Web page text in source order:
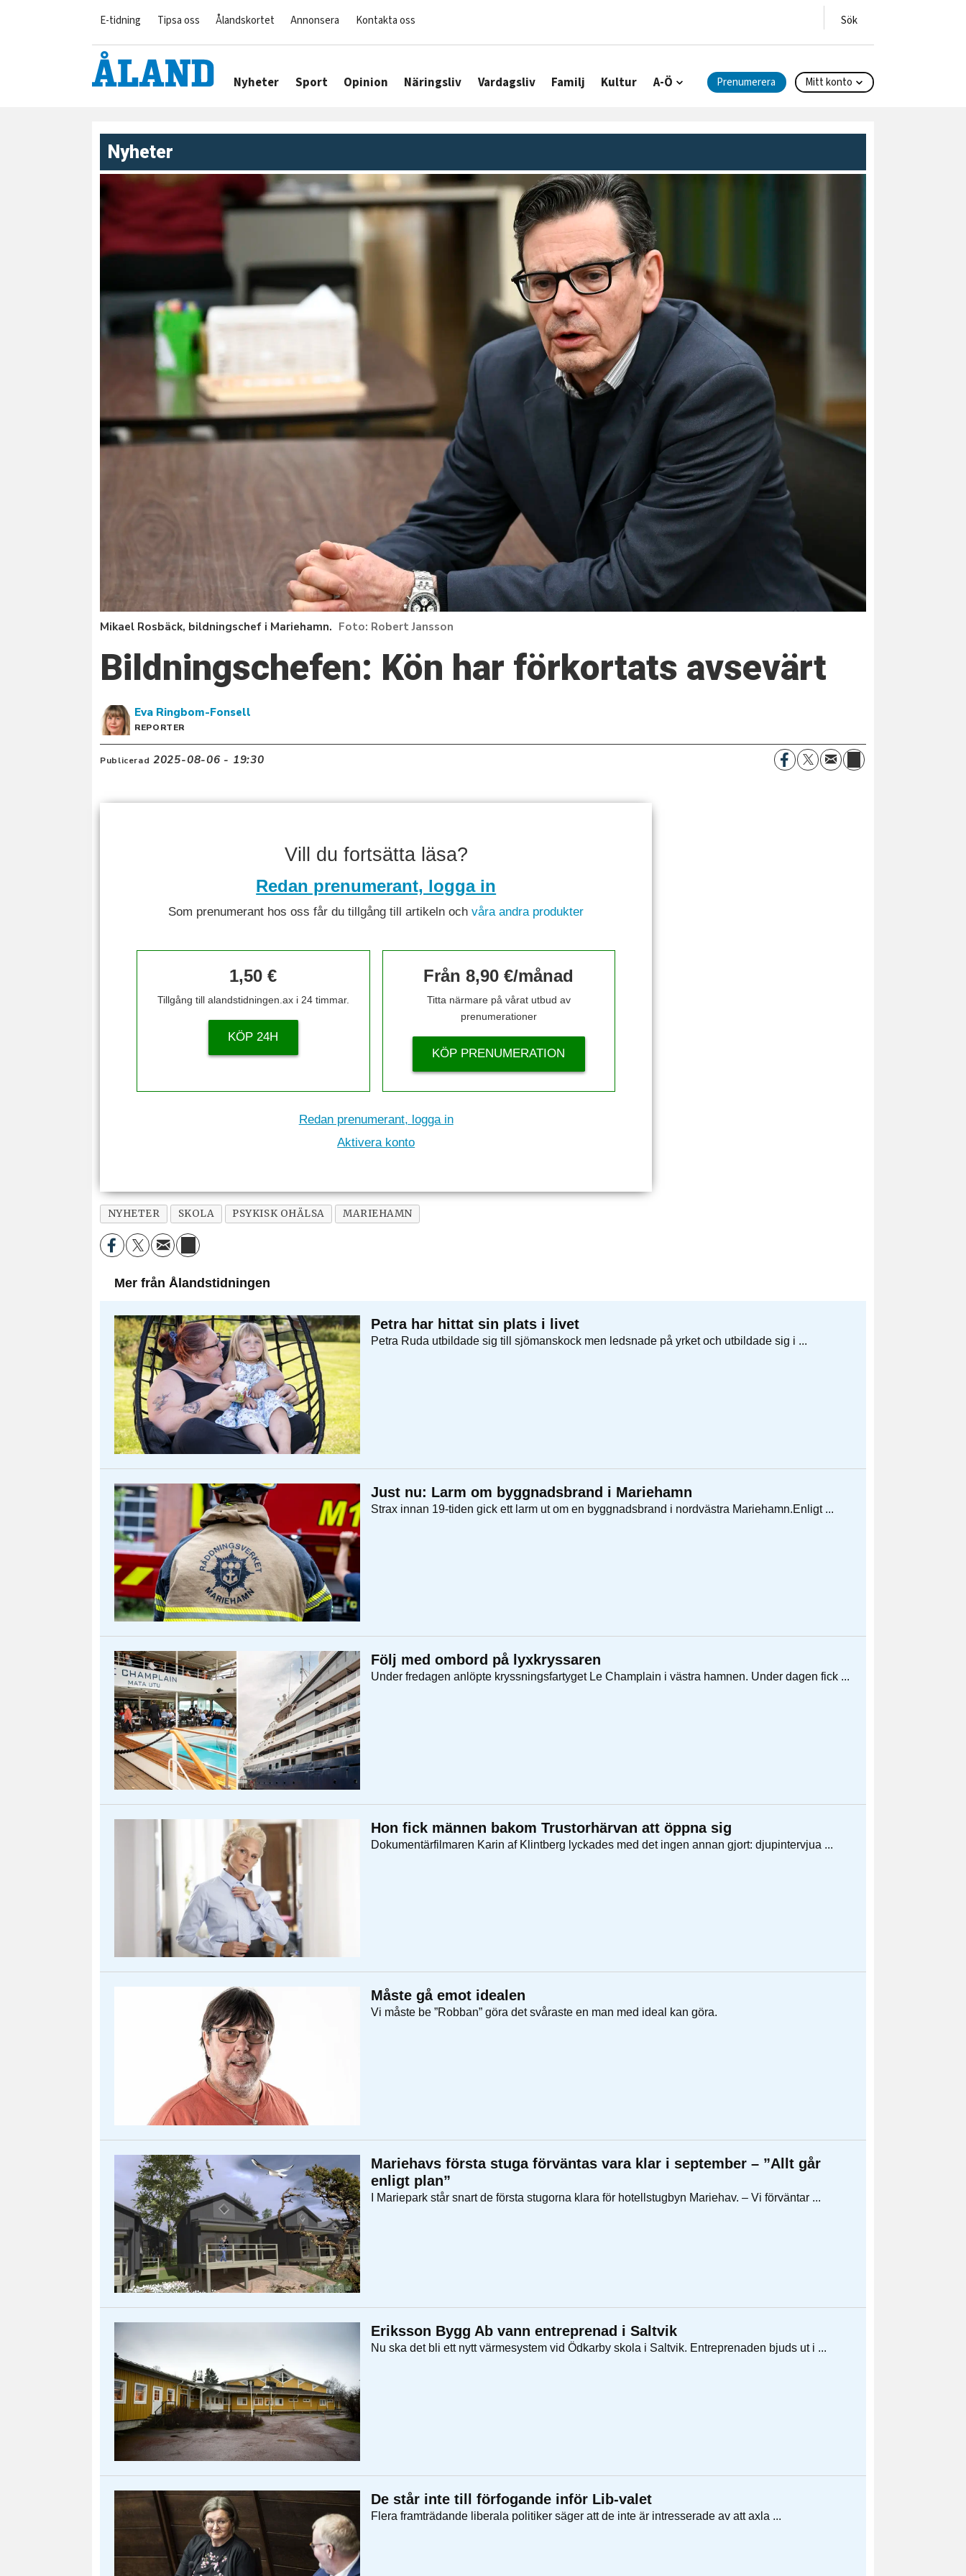
E-tidning Tipsa oss Ålandskortet Annonsera Kontakta oss
Nyheter Sport Opinion Näringsliv Vardagsliv Familj Kultur A-Ö Prenumerera Mitt konto
Nyheter
Mikael Rosbäck, bildningschef i Mariehamn. Robert Jansson
Bildningschefen: Kön har förkortats avsevärt
Eva Ringbom-Fonsell
REPORTER
Publicerad 2025-08-06 - 19:30
Vill du fortsätta läsa?
Redan prenumerant, logga in
Som prenumerant hos oss får du tillgång till artikeln ochvåra andra produkter
1,50 €
Tillgång till alandstidningen.ax i 24 timmar.
KÖP 24H
Från 8,90 €/månad
Titta närmare på vårat utbud av
prenumerationer
KÖP PRENUMERATION
Redan prenumerant, logga in
Aktivera konto
NYHETER SKOLA PSYKISK OHÄLSA MARIEHAMN